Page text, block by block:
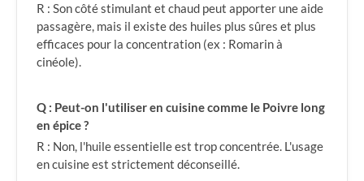
R : Son côté stimulant et chaud peut apporter une aide
passagère, mais il existe des huiles plus sûres et plus
efficaces pour la concentration (ex : Romarin à
cinéole).
Q : Peut-on l'utiliser en cuisine comme le Poivre long
en épice ?
R : Non, l'huile essentielle est trop concentrée. L'usage
en cuisine est strictement déconseillé.